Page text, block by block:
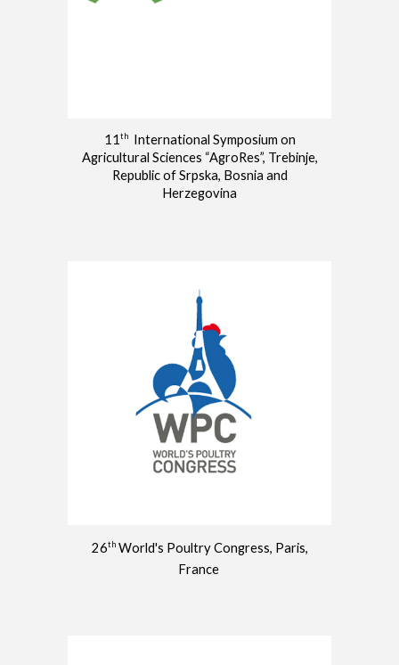
11th
International Symposium on
Agricultural Sciences “AgroRes”, Trebinje,
Republic of Srpska, Bosnia and
Herzegovina
26thWorld's Poultry Congress, Paris,
France